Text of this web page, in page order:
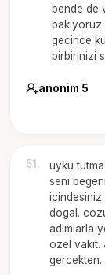
bende de
gecince
birbirinizi
anonim 5
51 .
uyku
seni
icindesiniz
dogal.
adimlarla
ozel vakit.
gercekten.